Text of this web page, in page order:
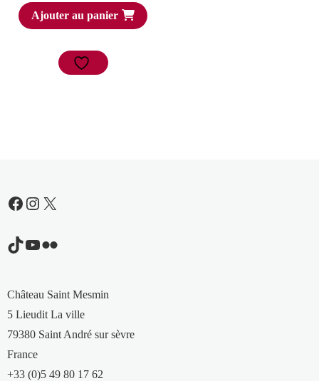
Ajouter au panier
Facebook
Instagram
X
TikTok
YouTube
Flickr
Château Saint Mesmin
5 Lieudit La ville
79380 Saint André sur sèvre
France
+33 (0)5 49 80 17 62